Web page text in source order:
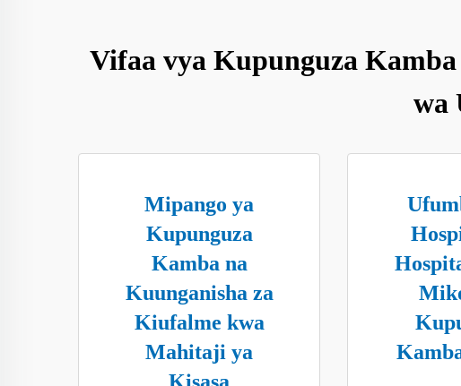
Vifaa vya Kupunguza
wa
Mipango ya
Kupunguza
Kamba na
Kuunganisha za
Kiufalme kwa
Mahitaji ya